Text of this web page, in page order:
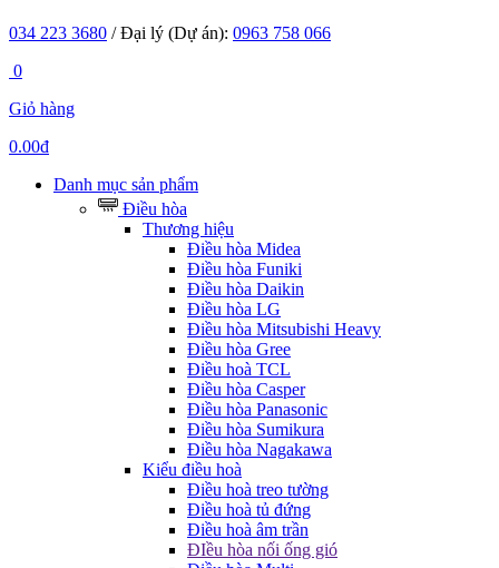
034 223 3680 / Đại lý (Dự án): 0963 758 066
0
Giỏ hàng
0.00đ
Danh mục sản phẩm
Điều hòa
Thương hiệu
Điều hòa Midea
Điều hòa Funiki
Điều hòa Daikin
Điều hòa LG
Điều hòa Mitsubishi Heavy
Điều hòa Gree
Điều hoà TCL
Điều hòa Casper
Điều hòa Panasonic
Điều hòa Sumikura
Điều hòa Nagakawa
Kiểu điều hoà
Điều hoà treo tường
Điều hoà tủ đứng
Điều hoà âm trần
ĐIều hòa nối ống gió